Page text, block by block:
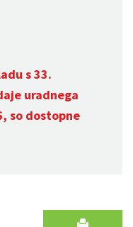
s 33.
uradnega
so dostopne